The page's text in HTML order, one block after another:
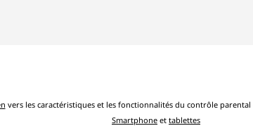
vers les caractéristiques et les fonctionnalités du contrôle
Smartphone et tablettes